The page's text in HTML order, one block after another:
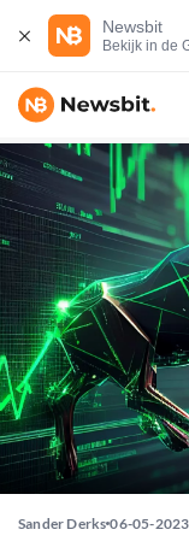
Newsbit
Bekijk in de
Sander Derks 06-05-2023